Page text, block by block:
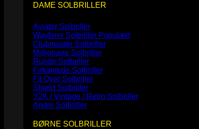
DAME SOLBRILLER
Aviator Solbriller
Wayfarer Solbriller
Clubmaster Solbriller
Millionaire Solbriller
Runde Solbriller
Firkantede Solbriller
Fit Over Solbriller
Shield Solbriller
Y2K / Vintage / Retro Solbriller
Andre Solbriller
BØRNE SOLBRILLER